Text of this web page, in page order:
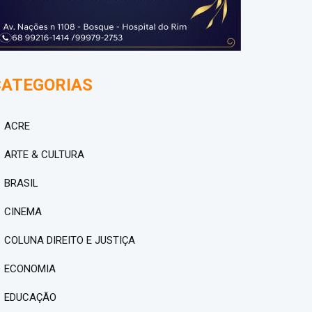
ACRE
ARTE & CULTURA
BRASIL
CINEMA
COLUNA DIREITO E JUSTIÇA
ECONOMIA
EDUCAÇÃO